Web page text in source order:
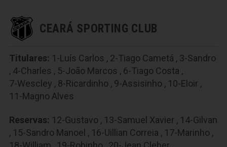
CEARÁ SPORTING CLUB
Titulares: 1-Luís Carlos , 2-Tiago Cametá , 3-Sandro
, 4-Charles , 5-João Marcos , 6-Tiago Costa ,
7-Wescley , 8-Ricardinho , 9-Assisinho , 10-Eloir ,
11-Magno Alves
Reservas: 12-Gustavo , 13-Samuel Xavier , 14-Gilvan
, 15-Sandro Manoel , 16-Uillian Correia , 17-Marinho ,